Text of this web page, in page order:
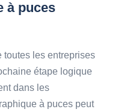
à puces
toutes les entreprises
étape logique
dans les
à puces peut